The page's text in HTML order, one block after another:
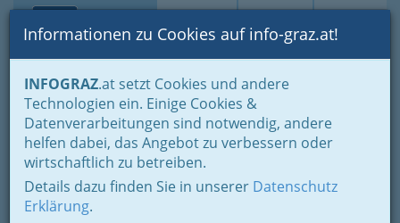
Suche Login Toggle
Informationen zu Cookies auf info-graz.at!
INFOGRAZ.at setzt Cookies und andere
Technologien ein. Einige Cookies &
Datenverarbeitungen sind notwendig, andere
helfen dabei, das Angebot zu verbessern oder
wirtschaftlich zu betreiben.
Details dazu finden Sie in unserer Datenschutz
Erklärung.
Home Branchen
Weststeirischer Hof - Klaus
Kalthuber
Müllegg 40, 8524 Bad Gams
+43 3463 2134
+43 3463 2134-10